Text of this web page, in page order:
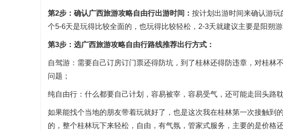
第2步：确认广西旅游攻略自由行出游时间： 按计划出游时间来确认游
个5-6天是玩得比较全面的，也玩得比较轻松，2-3天就建议主要是阳朔
第3步：选广西旅游攻略自由行路线推荐出行方式：
自驾游：需要自己订房订门票还得防坑，到了桂林还得防违章，对桂林
问题；
纯自由行：什么都要自己计划，容易被宰，容易受气，还可能走回头路
如果能找个当地的朋友带着玩就好了，也是这次我在桂林第一次接触到
的，整个桂林玩下来轻松，自由，有气氛，管家式服务，主要的是价格